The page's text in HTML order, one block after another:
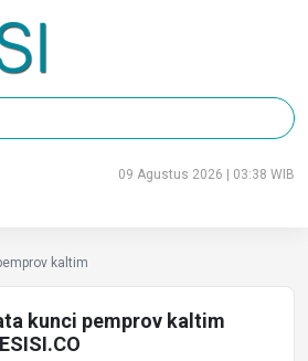
09 Agustus 2026 | 03:38 WIB
kaltim
kunci pemprov kaltim